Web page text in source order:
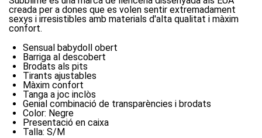
creada per a dones que es volen sentir extremadament
sexys i irresistibles amb materials d'alta qualitat i màxim
confort.
Sensual babydoll obert
Barriga al descobert
Brodats als pits
Tirants ajustables
Màxim confort
Tanga a joc inclòs
Genial combinació de transparències i brodats
Color: Negre
Presentació en caixa
Talla: S/M